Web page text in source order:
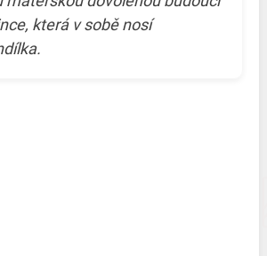
která v sobě nosí